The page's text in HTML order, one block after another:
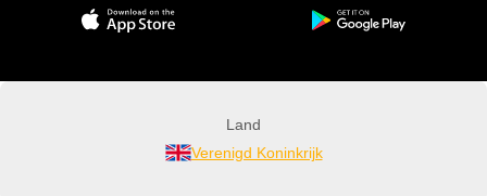
Land
Verenigd Koninkrijk